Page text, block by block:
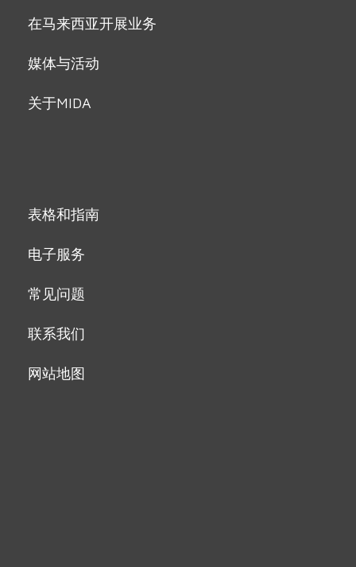
在马来西亚开展业务
媒体与活动
关于MIDA
表格和指南
电子服务
常见问题
联系我们
网站地图